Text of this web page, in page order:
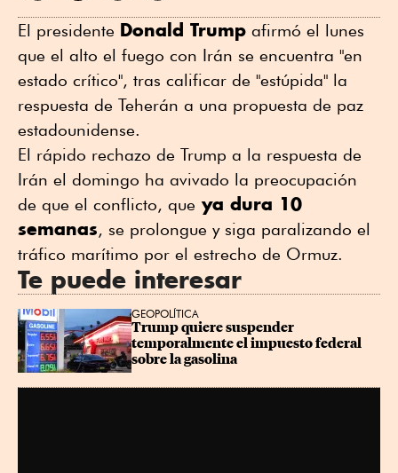
El presidente Donald Trump afirmó el lunes
que el alto el fuego con Irán se encuentra "en
estado crítico", tras calificar de "estúpida" la
respuesta de Teherán a una propuesta de paz
estadounidense.
El rápido rechazo de Trump a la respuesta de
Irán el domingo ha avivado la preocupación
de que el conflicto, que ya dura 10
semanas, se prolongue y siga paralizando el
tráfico marítimo por el estrecho de Ormuz.
Te puede interesar
GEOPOLÍTICA
Trump quiere suspender
temporalmente el impuesto federal
sobre la gasolina